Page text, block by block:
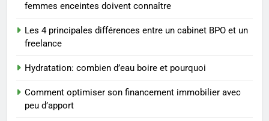
Postures de yoga essentielles
rapidement et durable
BIEN ÊTRE
4
tout ce qu’il faut savoir sur les
femmes enceintes doivent connaître
Les 4 principales différences entre un cabinet BPO et un
freelance
Hydratation: combien d’eau boire et pourquoi
Comment optimiser son financement immobilier avec
peu d’apport